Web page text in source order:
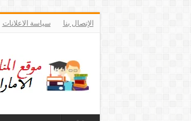
الإتصال بنا سياسة الاعلانات